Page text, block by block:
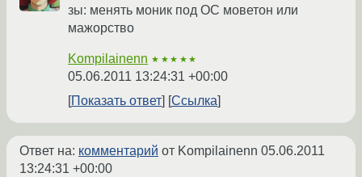
зы: менять моник под ОС моветон или
мажорство
Kompilainenn ★★★★★
05.06.2011 13:24:31 +00:00
Показать ответ
Ссылка
Ответ на: комментарий от Kompilainenn 05.06.2011
13:24:31 +00:00